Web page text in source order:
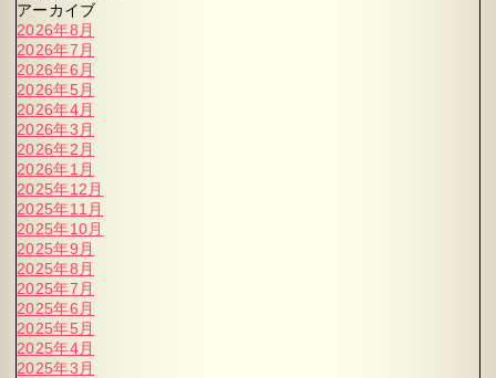
アーカイブ
2026年8月
2026年7月
2026年6月
2026年5月
2026年4月
2026年3月
2026年2月
2026年1月
2025年12月
2025年11月
2025年10月
2025年9月
2025年8月
2025年7月
2025年6月
2025年5月
2025年4月
2025年3月